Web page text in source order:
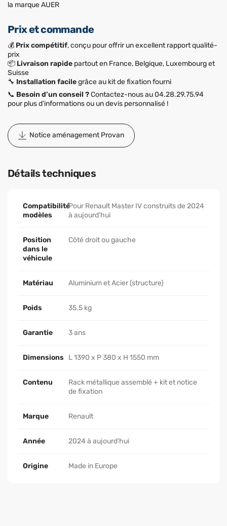
la marque AUER
Prix et commande
💰 Prix compétitif, conçu pour offrir un excellent rapport qualité-
prix
📦 Livraison rapide partout en France, Belgique, Luxembourg et
Suisse
🔧 Installation facilegrâce au kit de fixation fourni
📞 Besoin d’un conseil ?Contactez-nous au 04.28.29.75.94
pour plus d’informations ou un devis personnalisé !
Notice aménagement Provan
Détails techniques
Compatibilité
modèles
Pour Renault Master IV construits de 2024
à aujourd'hui
Position
dans le
véhicule
Côté droit ou gauche
Matériau Aluminium et Acier (structure)
Poids 35.5 kg
Garantie 3 ans
Dimensions L 1390 x P 380 x H 1550 mm
Contenu
Rack métallique assemblé + kit et notice
de fixation
Marque Renault
Année 2024 à aujourd'hui
Origine Made in Europe